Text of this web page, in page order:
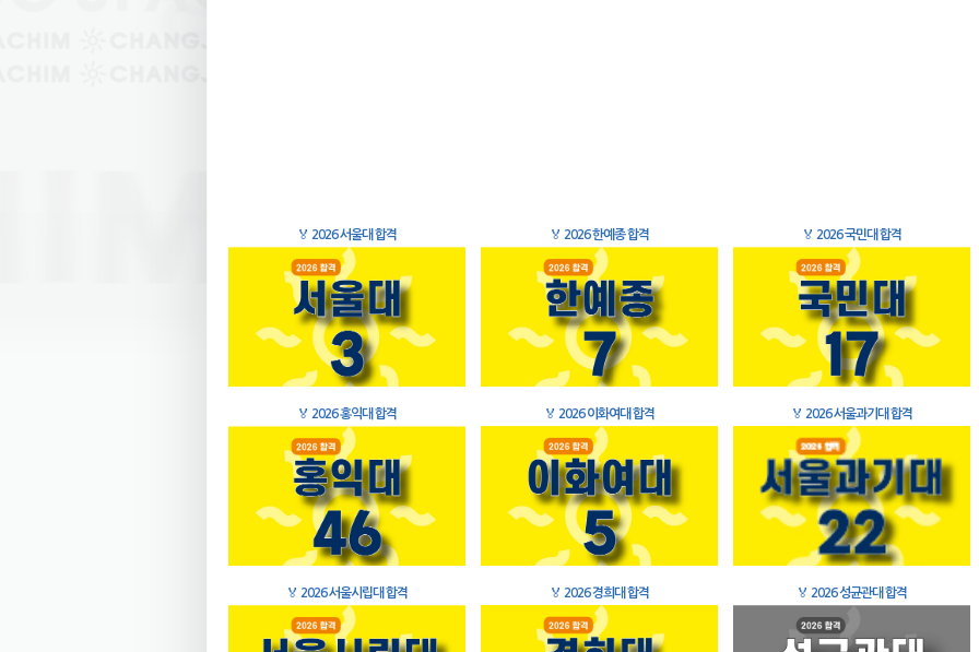
🏅 2026 서울대 합격 🏅 2026 한예종 합격 🏅 2026 국민대 합격
🏅 2026 홍익대 합격 🏅 2026 이화여대 합격 🏅 2026 서울과기대 합격
🏅 2026 서울시립대 합격 🏅 2026 경희대 합격 🏅 2026 성균관대 합격